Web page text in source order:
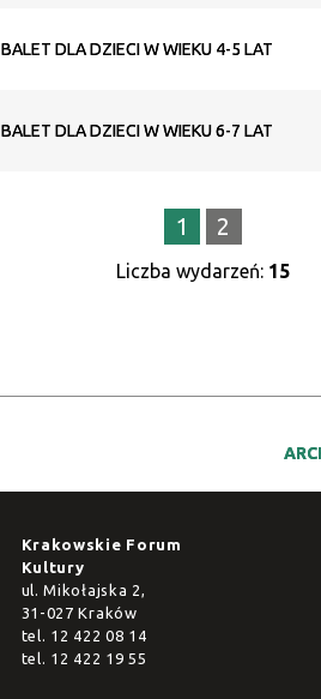
BALET DLA DZIECI W WIEKU 4-5 LAT
BALET DLA DZIECI W WIEKU 6-7 LAT
1 2
Liczba wydarzeń: 15
Krakowskie Forum
Kultury
ul. Mikołajska 2,
31-027 Kraków
tel. 12 422 08 14
tel. 12 422 19 55